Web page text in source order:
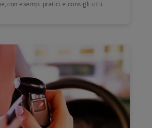
con esempi pratici e consigli utili.